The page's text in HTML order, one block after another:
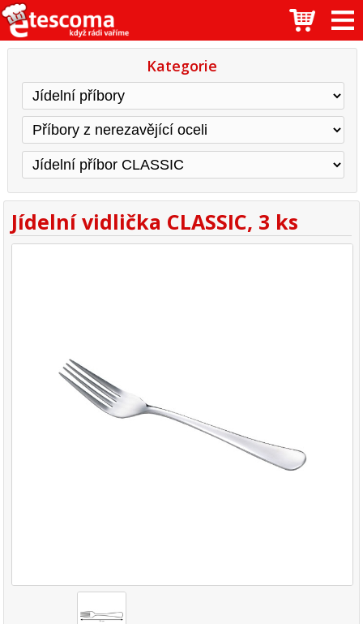
Kategorie
Jídelní vidlička CLASSIC, 3 ks